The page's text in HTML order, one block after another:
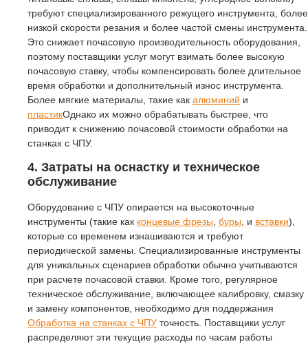
требуют специализированного режущего инструмента, более
низкой скорости резания и более частой смены инструмента.
Это снижает почасовую производительность оборудования,
поэтому поставщики услуг могут взимать более высокую
почасовую ставку, чтобы компенсировать более длительное
время обработки и дополнительный износ инструмента.
Более мягкие материалы, такие как алюминий и
пластикОднако их можно обрабатывать быстрее, что
приводит к снижению почасовой стоимости обработки на
станках с ЧПУ.
4. Затраты на оснастку и техническое
обслуживание
Оборудование с ЧПУ опирается на высокоточные
инструменты (такие как концевые фрезы, буры, и вставки),
которые со временем изнашиваются и требуют
периодической замены. Специализированные инструменты
для уникальных сценариев обработки обычно учитываются
при расчете почасовой ставки. Кроме того, регулярное
техническое обслуживание, включающее калибровку, смазку
и замену компонентов, необходимо для поддержания
Обработка на станках с ЧПУ точность. Поставщики услуг
распределяют эти текущие расходы по часам работы